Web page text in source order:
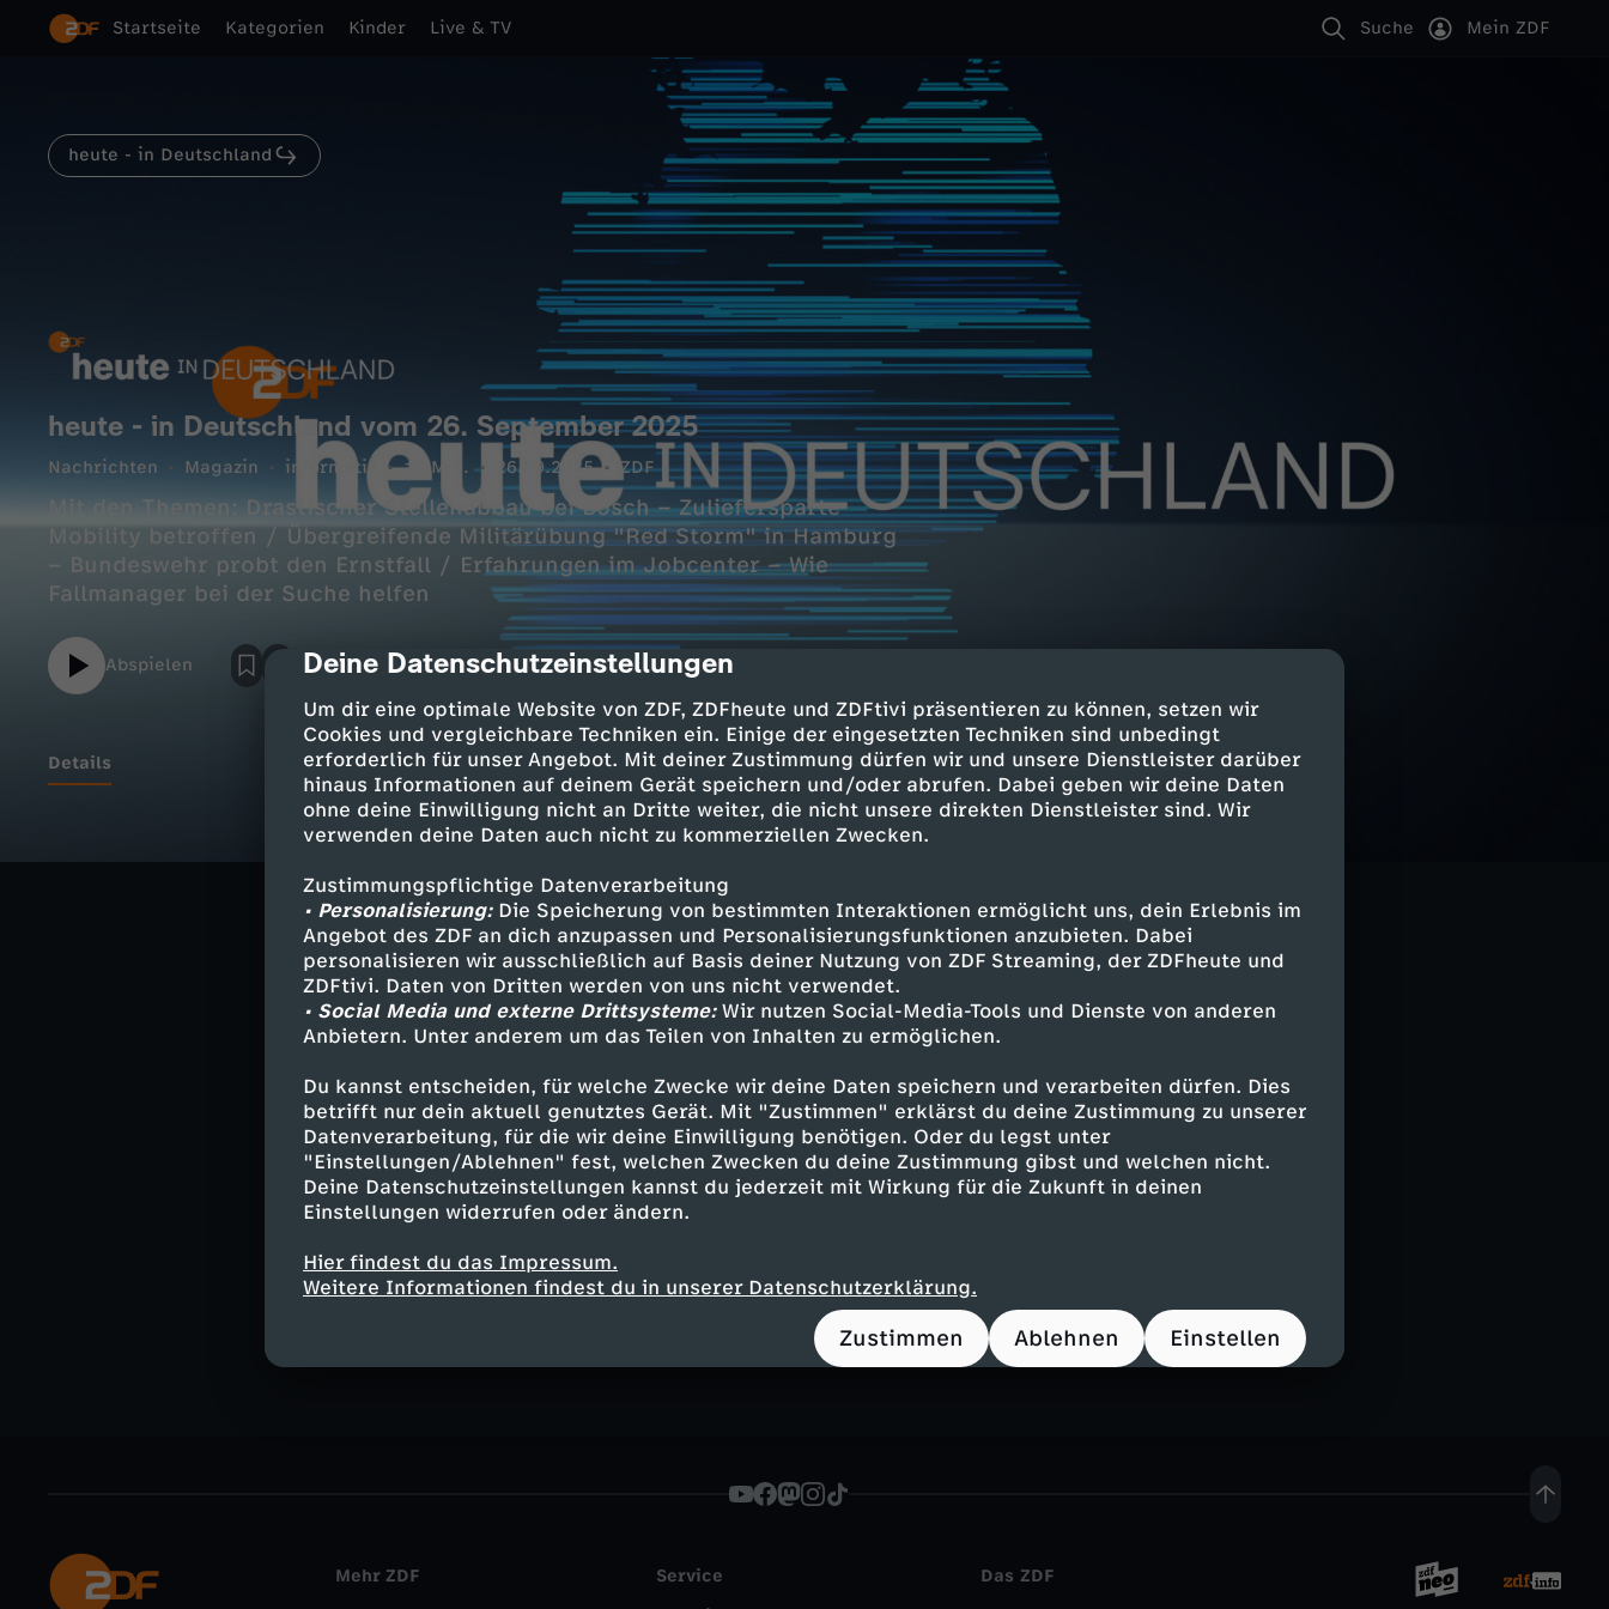
cmp-dialog-description
Deine Datenschutzeinstellungen
Um dir eine optimale Website von ZDF, ZDFheute und ZDFtivi präsentieren zu können, setzen wir
Cookies und vergleichbare Techniken ein. Einige der eingesetzten Techniken sind unbedingt
erforderlich für unser Angebot. Mit deiner Zustimmung dürfen wir und unsere Dienstleister darüber
hinaus Informationen auf deinem Gerät speichern und/oder abrufen. Dabei geben wir deine Daten
ohne deine Einwilligung nicht an Dritte weiter, die nicht unsere direkten Dienstleister sind. Wir
verwenden deine Daten auch nicht zu kommerziellen Zwecken.
Zustimmungspflichtige Datenverarbeitung
• Personalisierung:Die Speicherung von bestimmten Interaktionen ermöglicht uns, dein Erlebnis im
Angebot des ZDF an dich anzupassen und Personalisierungsfunktionen anzubieten. Dabei
personalisieren wir ausschließlich auf Basis deiner Nutzung von ZDF Streaming, der ZDFheute und
ZDFtivi. Daten von Dritten werden von uns nicht verwendet.
• Social Media und externe Drittsysteme:Wir nutzen Social-Media-Tools und Dienste von anderen
Anbietern. Unter anderem um das Teilen von Inhalten zu ermöglichen.
Du kannst entscheiden, für welche Zwecke wir deine Daten speichern und verarbeiten dürfen. Dies
betrifft nur dein aktuell genutztes Gerät. Mit "Zustimmen" erklärst du deine Zustimmung zu unserer
Datenverarbeitung, für die wir deine Einwilligung benötigen. Oder du legst unter
"Einstellungen/Ablehnen" fest, welchen Zwecken du deine Zustimmung gibst und welchen nicht.
Deine Datenschutzeinstellungen kannst du jederzeit mit Wirkung für die Zukunft in deinen
Einstellungen widerrufen oder ändern.
Hier findest du das Impressum.
Weitere Informationen findest du in unserer Datenschutzerklärung.
Zustimmen Ablehnen Einstellen
Startseite Kategorien Kinder Live & TV Suche Mein ZDF
heute - in Deutschland
heute - in Deutschland vom 26. September 2025
Nachrichten Magazin informativ 16 Min. 26.09.2025 ZDF
Mit den Themen: Drastischer Stellenabbau bei Bosch – Zuliefersparte
Mobility betroffen / Übergreifende Militärübung "Red Storm" in Hamburg
– Bundeswehr probt den Ernstfall / Erfahrungen im Jobcenter – Wie
Fallmanager bei der Suche helfen
Abspielen
Details
Drastischer Stellenabbau bei Bosch
Zuliefersparte Mobility betroffen
Militärübung "Red Storm" in Hamburg
Bundeswehr probt den Ernstfall
Erfahrungen im Jobcenter
Wie Fallmanager bei der Suche helfen
Moderation:
Yve Fehring
Ähnliche Inhalte entdecken
heute - in Deutschland
Mehr ZDF
Service
Das ZDF